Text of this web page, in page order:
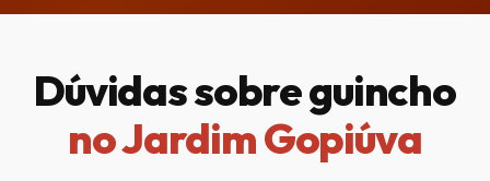
Dúvidas sobre guincho
no Jardim Gopiúva